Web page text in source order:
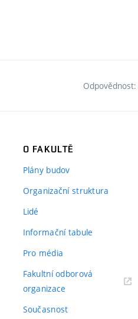
Odpovědnost:
O FAKULTĚ
Plány budov
Organizační struktura
Lidé
Informační tabule
Pro média
Fakultní odborová
organizace
Současnost